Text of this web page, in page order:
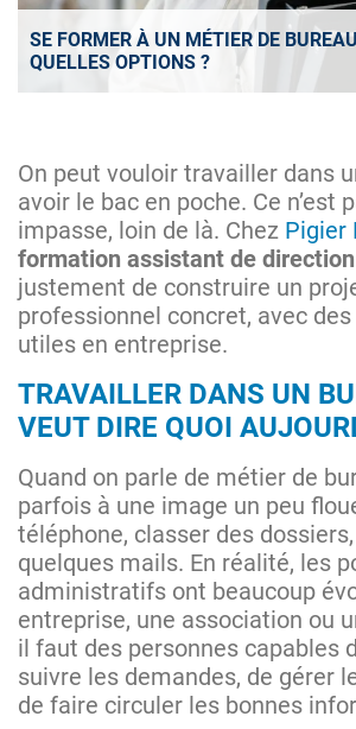
SE FORMER À UN MÉTIER DE
QUELLES OPTIONS ?
On peut vouloir travailler dans
avoir le bac en poche. Ce n’est
impasse, loin de là. Chez Pigier
formation assistant de direction
justement de construire un
professionnel concret, avec
utiles en entreprise.
TRAVAILLER DANS UN
VEUT DIRE QUOI
Quand on parle de métier de
parfois à une image un peu
téléphone, classer des
quelques mails. En réalité, les
administratifs ont beaucoup
entreprise, une association ou
il faut des personnes capables
suivre les demandes, de gérer
de faire circuler les bonnes